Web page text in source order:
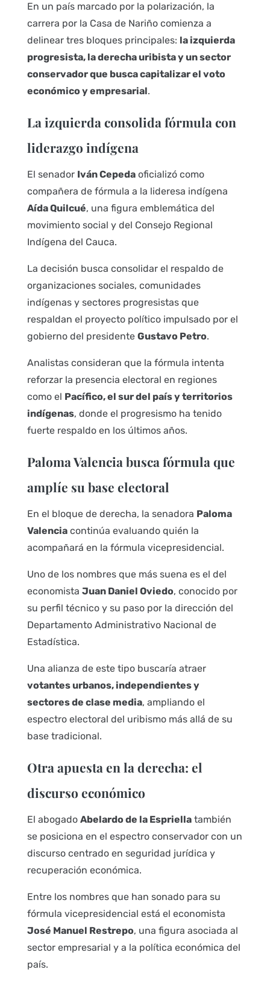
En un país marcado por la polarización, la
carrera por la Casa de Nariño comienza a
delinear tres bloques principales: la izquierda
progresista, la derecha uribista y un sector
conservador que busca capitalizar el voto
económico y empresarial.
La izquierda consolida fórmula con
liderazgo indígena
El senador Iván Cepedaoficializó como
compañera de fórmula a la lideresa indígena
Aída Quilcué, una figura emblemática del
movimiento social y del Consejo Regional
Indígena del Cauca.
La decisión busca consolidar el respaldo de
organizaciones sociales, comunidades
indígenas y sectores progresistas que
respaldan el proyecto político impulsado por el
gobierno del presidente Gustavo Petro.
Analistas consideran que la fórmula intenta
reforzar la presencia electoral en regiones
como el Pacífico, el sur del país y territorios
indígenas, donde el progresismo ha tenido
fuerte respaldo en los últimos años.
Paloma Valencia busca fórmula que
amplíe su base electoral
En el bloque de derecha, la senadora Paloma
Valenciacontinúa evaluando quién la
acompañará en la fórmula vicepresidencial.
Uno de los nombres que más suena es el del
economista Juan Daniel Oviedo, conocido por
su perfil técnico y su paso por la dirección del
Departamento Administrativo Nacional de
Estadística.
Una alianza de este tipo buscaría atraer
votantes urbanos, independientes y
sectores de clase media, ampliando el
espectro electoral del uribismo más allá de su
base tradicional.
Otra apuesta en la derecha: el
discurso económico
El abogado Abelardo de la Espriellatambién
se posiciona en el espectro conservador con un
discurso centrado en seguridad jurídica y
recuperación económica.
Entre los nombres que han sonado para su
fórmula vicepresidencial está el economista
José Manuel Restrepo, una figura asociada al
sector empresarial y a la política económica del
país.